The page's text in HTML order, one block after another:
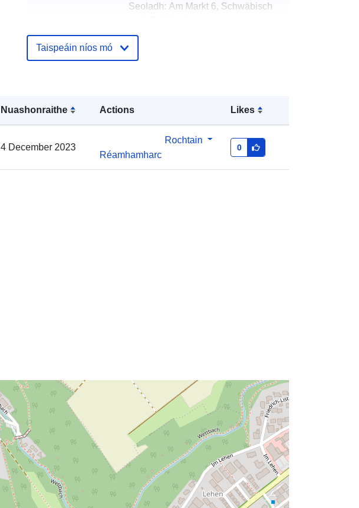
Nuashonraithe Actions Likes
4 December 2023
Rochtain
Réamhamharc
0
Seoladh: Am Markt 6, Schwäbisch
URL:
02 August 2026
Spásúil: Comhordanáidí: [ [ 9.7368192,
49.1193146 ], [ 9.7386192,
49.1193146 ], [ 9.7386192,
Taispeáin níos mó